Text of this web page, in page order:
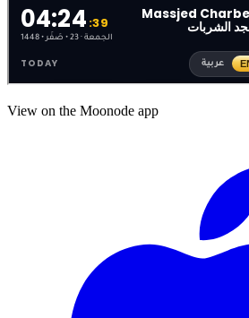
View on the Moonode app